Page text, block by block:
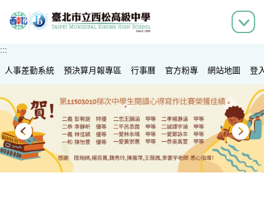
到
容
區
:::
人事差勤系統 預決算月報專區 行事曆 官方粉專 網站地圖 登